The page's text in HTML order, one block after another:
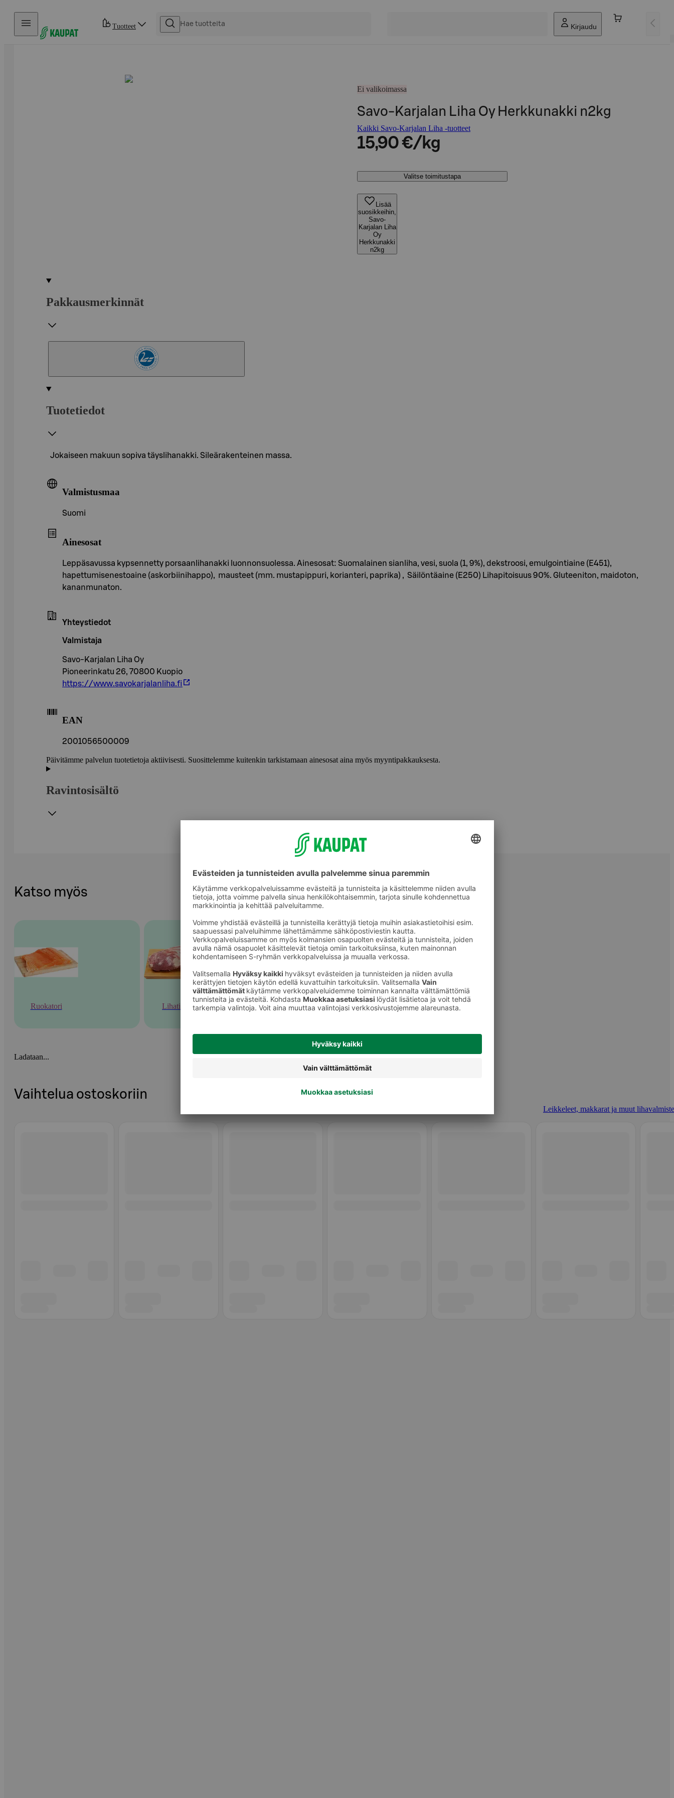
Hyppää sisältöön
Tuotteet Kirjaudu
Ei valikoimassa
Savo-Karjalan Liha Oy Herkkunakki n2kg
Kaikki Savo-Karjalan Liha -tuotteet
15,90 €/kg
Valitse toimitustapa
Lisää
suosikkeihin,
Savo-
Karjalan Liha
Oy
Herkkunakki
n2kg
Pakkausmerkinnät
Tuotetiedot
Jokaiseen makuun sopiva täyslihanakki. Sileärakenteinen massa.
Valmistusmaa
Suomi
Ainesosat
Leppäsavussa kypsennetty porsaanlihanakki luonnonsuolessa. Ainesosat: Suomalainen sianliha, vesi, suola (1, 9%), dekstroosi, emulgointiaine (E451),
hapettumisenestoaine (askorbiinihappo), mausteet (mm. mustapippuri, korianteri, paprika) , Säilöntäaine (E250) Lihapitoisuus 90%. Gluteeniton, maidoton,
kananmunaton.
Yhteystiedot
Valmistaja
Savo-Karjalan Liha Oy
Pioneerinkatu 26, 70800 Kuopio
https://www.savokarjalanliha.fi
EAN
2001056500009
Päivitämme palvelun tuotetietoja aktiivisesti. Suosittelemme kuitenkin tarkistamaan ainesosat aina myös myyntipakkauksesta.
Ravintosisältö
Katso myös
Ruokatori Lihatiski
Leikkeleet, makkarat ja muut
lihavalmisteet
Ladataan...
Vaihtelua ostoskoriin
Leikkeleet, makkarat ja muut